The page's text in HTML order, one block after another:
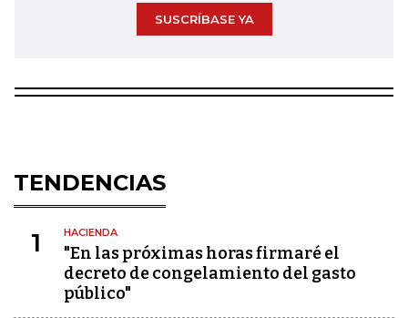
SUSCRÍBASE YA
TENDENCIAS
1 HACIENDA
"En las próximas horas firmaré el
decreto de congelamiento del gasto
público"